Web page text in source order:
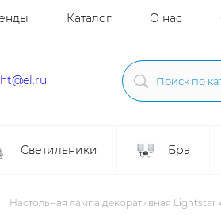
Каталог О нас
Светильники Бра
Настольная лампа декоративная Lightstar